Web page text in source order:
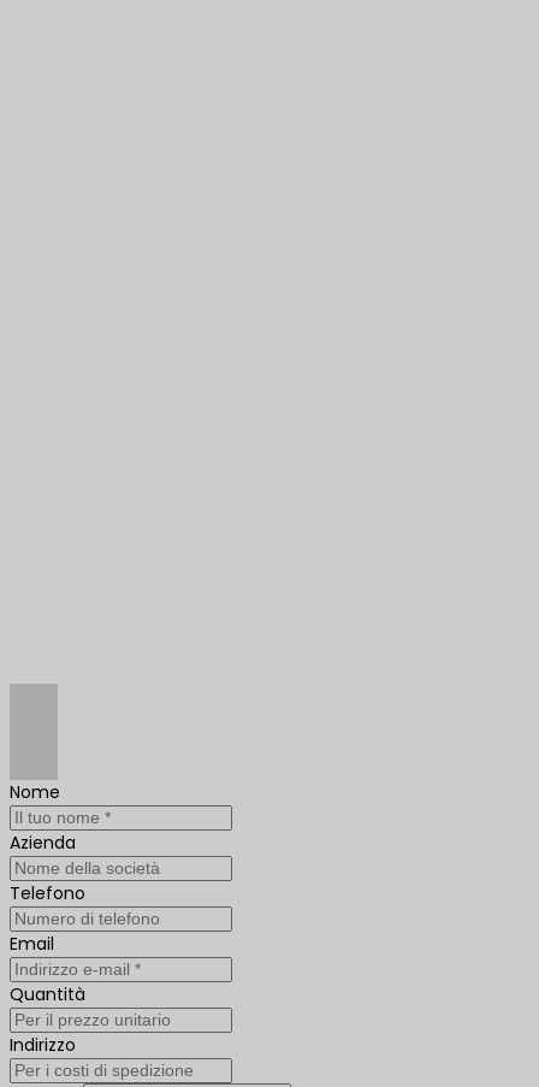
Nome
Azienda
Telefono
Email
Quantità
Indirizzo